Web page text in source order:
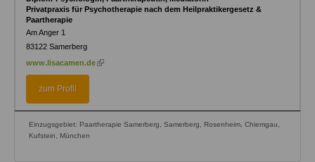
Privatpraxis für Psychotherapie nach dem Heilpraktikergesetz &
Paartherapie
Am Anger 1
83122 Samerberg
www.lisacamen.de (link
zum Profil
Einzugsgebiet: Paartherapie Samerberg, Samerberg, Rosenheim, Chiemgau,
Kufstein, München